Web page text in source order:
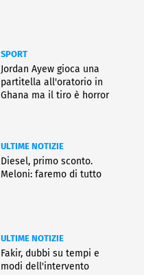
SPORT
Jordan Ayew gioca una
partitella all'oratorio in
Ghana ma il tiro è horror
ULTIME NOTIZIE
Diesel, primo sconto.
Meloni: faremo di tutto
ULTIME NOTIZIE
Fakir, dubbi su tempi e
modi dell'intervento